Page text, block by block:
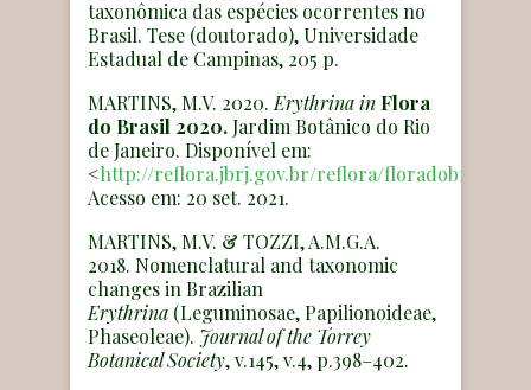
taxonômica das espécies ocorrentes no
Brasil. Tese (doutorado), Universidade
Estadual de Campinas, 205 p.
MARTINS, M.V. 2020. Erythrinain Flora
do Brasil 2020.Jardim Botânico do Rio
de Janeiro. Disponível em:
<http://reflora.jbrj.gov.br/reflora/floradobrasil/
Acesso em: 20 set. 2021.
MARTINS, M.V. & TOZZI, A.M.G.A.
2018. Nomenclatural and taxonomic
changes in Brazilian
Erythrina (Leguminosae, Papilionoideae,
Phaseoleae). Journal of the Torrey
Botanical Society, v.145, v.4, p.398–402.